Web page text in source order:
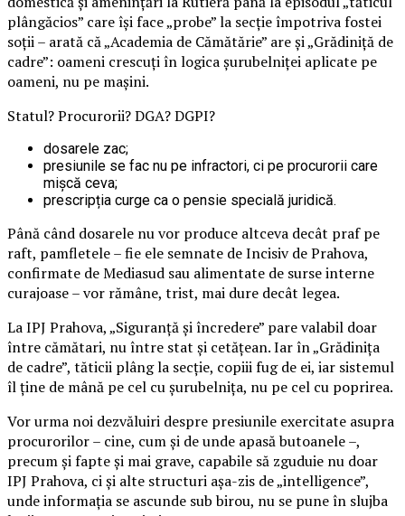
plângăcios” care își face „probe” la secție împotriva fostei
soții – arată că „Academia de Cămătărie” are și „Grădiniță de
cadre”: oameni crescuți în logica șurubelniței aplicate pe
oameni, nu pe mașini.
Statul? Procurorii? DGA? DGPI?
dosarele zac;
presiunile se fac nu pe infractori, ci pe procurorii care
mișcă ceva;
prescripția curge ca o pensie specială juridică.
Până când dosarele nu vor produce altceva decât praf pe
raft, pamfletele – fie ele semnate de Incisiv de Prahova,
confirmate de Mediasud sau alimentate de surse interne
curajoase – vor rămâne, trist, mai dure decât legea.
La IPJ Prahova, „Siguranță și încredere” pare valabil doar
între cămătari, nu între stat și cetățean. Iar în „Grădinița
de cadre”, tăticii plâng la secție, copiii fug de ei, iar sistemul
îl ține de mână pe cel cu șurubelnița, nu pe cel cu poprirea.
Vor urma noi dezvăluiri despre presiunile exercitate asupra
procurorilor – cine, cum și de unde apasă butoanele –,
precum și fapte și mai grave, capabile să zguduie nu doar
IPJ Prahova, ci și alte structuri așa-zis de „intelligence”,
unde informația se ascunde sub birou, nu se pune în slujba